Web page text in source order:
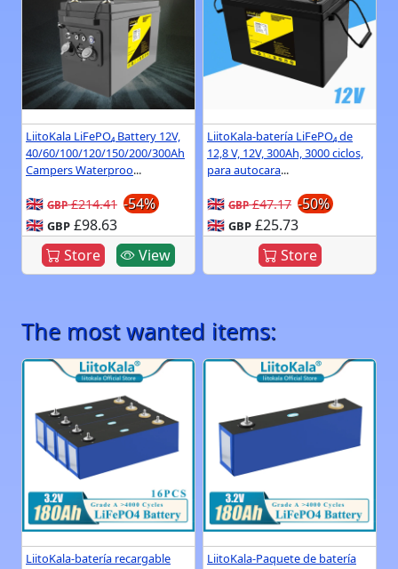
LiitoKala LiFePO₄ Battery 12V,
40/60/100/120/150/200/300Ah
Campers Waterproo...
🇬🇧 GBP£214.41 -54%
🇬🇧 GBP £98.63
Store
View
LiitoKala-batería LiFePO₄ de
12,8 V, 12V, 300Ah, 3000 ciclos,
para autocara...
🇬🇧 GBP£47.17 -50%
🇬🇧 GBP £25.73
Store
The most wanted items:
LiitoKala-batería recargable
LiitoKala-Paquete de batería